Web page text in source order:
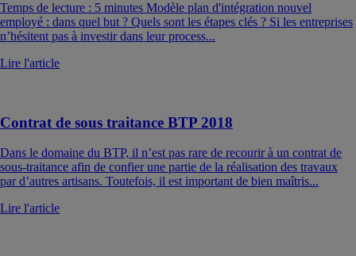
Temps de lecture : 5 minutes Modèle plan d'intégration nouvel
employé : dans quel but ? Quels sont les étapes clés ? Si les entreprises
n’hésitent pas à investir dans leur process...
Lire l'article
Contrat de sous traitance BTP 2018
Dans le domaine du BTP, il n’est pas rare de recourir à un contrat de
sous-traitance afin de confier une partie de la réalisation des travaux
par d’autres artisans. Toutefois, il est important de bien maîtris...
Lire l'article